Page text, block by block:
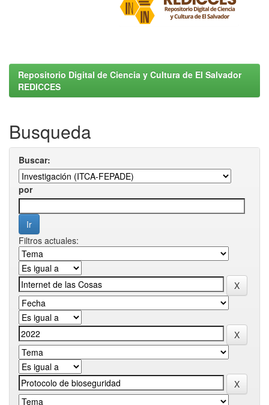
Repositorio Digital de Ciencia y Cultura de El Salvador
REDICCES
Busqueda
Buscar:
por
Filtros actuales: